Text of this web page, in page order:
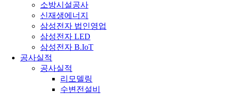
소방시설공사
신재생에너지
삼성전자 법인영업
삼성전자 LED
삼성전자 B.IoT
공사실적
공사실적
리모델링
수변전설비